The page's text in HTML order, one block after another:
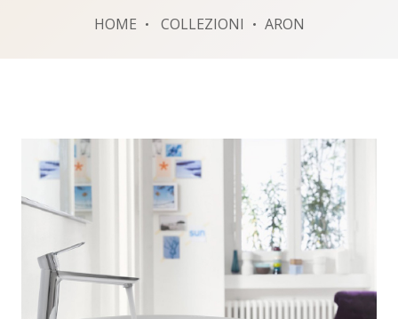
HOME COLLEZIONI ARON